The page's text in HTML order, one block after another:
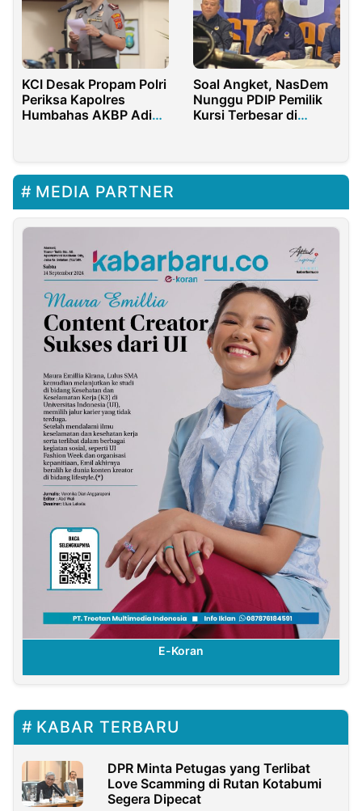
KCI Desak Propam Polri
Periksa Kapolres
Humbahas AKBP Adi
Soal Angket, NasDem
Nunggu PDIP Pemilik
Kursi Terbesar di
MEDIA PARTNER
E-Koran
KABAR TERBARU
DPR Minta Petugas yang Terlibat
Love Scamming di Rutan Kotabumi
Segera Dipecat